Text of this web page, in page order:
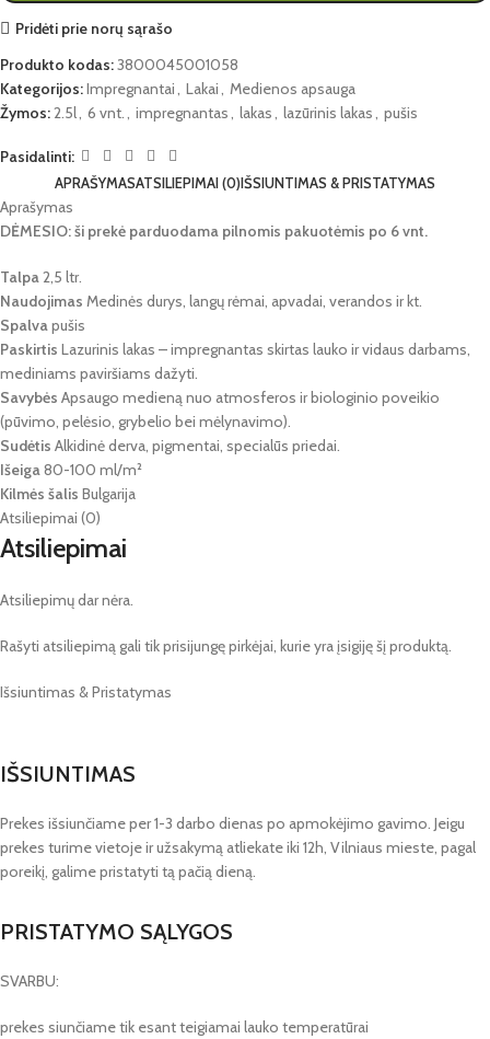
Pridėti prie norų sąrašo
Produkto kodas:3800045001058
Kategorijos:Impregnantai, Lakai, Medienos apsauga
Žymos:2.5l, 6 vnt., impregnantas, lakas, lazūrinis lakas, pušis
Pasidalinti:
APRAŠYMASATSILIEPIMAI (0)IŠSIUNTIMAS & PRISTATYMAS
Aprašymas
DĖMESIO: ši prekė parduodama pilnomis pakuotėmis po 6 vnt.
Talpa2,5 ltr.
Naudojimas Medinės durys, langų rėmai, apvadai, verandos ir kt.
Spalvapušis
Paskirtis Lazurinis lakas – impregnantas skirtas lauko ir vidaus darbams,
mediniams paviršiams dažyti.
Savybės Apsaugo medieną nuo atmosferos ir biologinio poveikio
(pūvimo, pelėsio, grybelio bei mėlynavimo).
Sudėtis Alkidinė derva, pigmentai, specialūs priedai.
Išeiga80-100 ml/m²
Kilmės šalis Bulgarija
Atsiliepimai (0)
Atsiliepimai
Atsiliepimų dar nėra.
Rašyti atsiliepimą gali tik prisijungę pirkėjai, kurie yra įsigiję šį produktą.
Išsiuntimas & Pristatymas
IŠSIUNTIMAS
Prekes išsiunčiame per 1-3 darbo dienas po apmokėjimo gavimo. Jeigu
prekes turime vietoje ir užsakymą atliekate iki 12h, Vilniaus mieste, pagal
poreikį, galime pristatyti tą pačią dieną.
PRISTATYMO SĄLYGOS
SVARBU:
prekes siunčiame tik esant teigiamai lauko temperatūrai